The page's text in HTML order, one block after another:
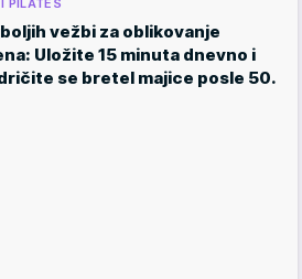
PILATES
vežbi za oblikovanje
Uložite 15 minuta dnevno i
se bretel majice posle 50.